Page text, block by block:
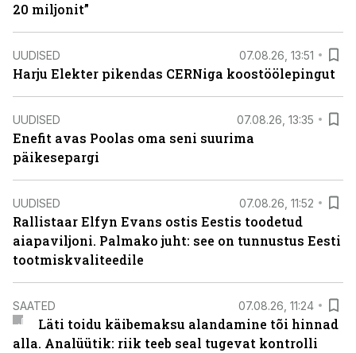
20 miljonit”
UUDISED 07.08.26, 13:51
Harju Elekter pikendas CERNiga koostöölepingut
UUDISED 07.08.26, 13:35
Enefit avas Poolas oma seni suurima
päikesepargi
UUDISED 07.08.26, 11:52
Rallistaar Elfyn Evans ostis Eestis toodetud
aiapaviljoni. Palmako juht: see on tunnustus Eesti
tootmiskvaliteedile
SAATED 07.08.26, 11:24
Läti toidu käibemaksu alandamine tõi hinnad
alla. Analüütik: riik teeb seal tugevat kontrolli